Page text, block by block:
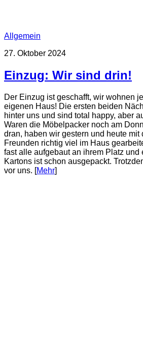
Allgemein
27. Oktober 2024
Einzug: Wir sind drin!
Der Einzug ist geschafft, wir wohnen
eigenen Haus! Die ersten beiden
hinter uns und sind total happy, aber
Waren die Möbelpacker noch am
dran, haben wir gestern und heute mit
Freunden richtig viel im Haus
fast alle aufgebaut an ihrem Platz und
Kartons ist schon ausgepackt.
vor uns. [Mehr]